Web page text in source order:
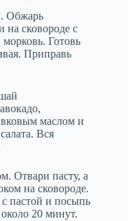
Обжарь
на сковороде с
Готовь
Приправь
маслом и
Вся
Отвари пасту, а
на сковороде.
пастой и посыпь
20 минут.